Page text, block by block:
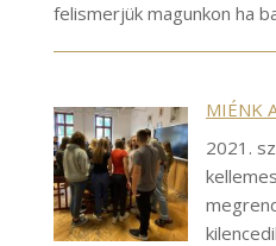
felismerjük magunkon ha
MIÉNK
2021.